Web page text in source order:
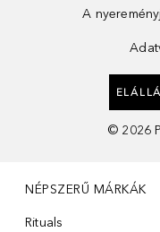
A
© 2026
NÉPSZERŰ MÁRKÁK
Rituals